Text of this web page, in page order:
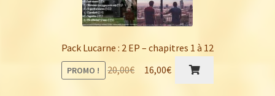
Pack Lucarne : 2 EP – chapitres 1 à 12
PROMO ! 20,00€
Le16,00€
prix